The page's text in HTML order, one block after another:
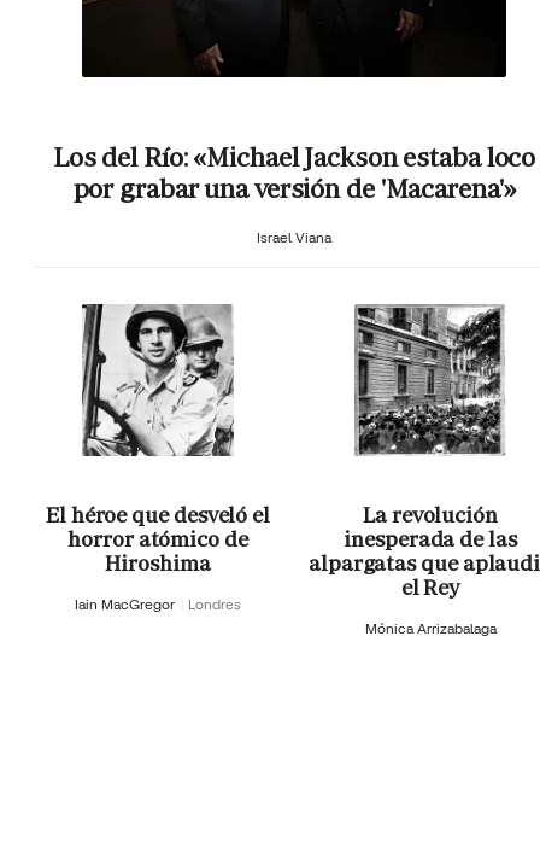
Los del Río: «Michael Jackson estaba loco
por grabar una versión de 'Macarena'»
Israel Viana
El héroe que desveló el
horror atómico de
Hiroshima
Iain MacGregor Londres
La revolución
inesperada de las
alpargatas que
el Rey
Mónica Arrizabalaga